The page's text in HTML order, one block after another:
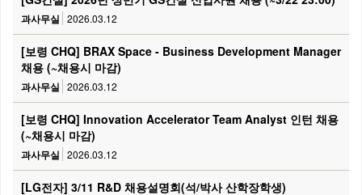
과사무실 2026.03.12
[보령 CHQ] BRAX Space - Business Development Manager
채용 (~채용시 마감)
과사무실 2026.03.12
[보령 CHQ] Innovation Accelerator Team Analyst 인턴 채용
(~채용시 마감)
과사무실 2026.03.12
[LG전자] 3/11 R&D 채용설명회(석/박사 산학장학생)